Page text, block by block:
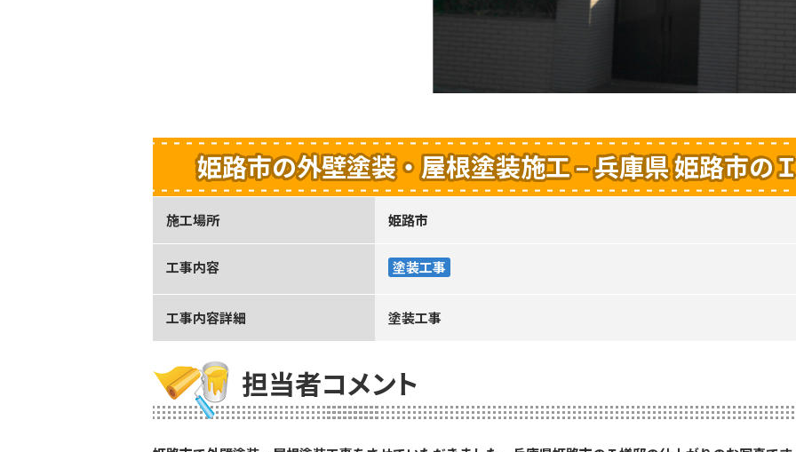
姫路市の外壁塗装・屋根塗装施工 – 兵庫県 姫路市
施工場所 姫路市
工事内容 塗装工事
工事内容詳細 塗装工事
担当者コメント